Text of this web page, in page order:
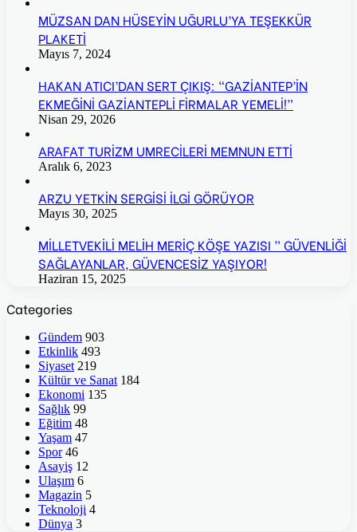
MÜZSAN DAN HÜSEYİN UĞURLU’YA TEŞEKKÜR
PLAKETİ
Mayıs 7, 2024
HAKAN ATICI’DAN SERT ÇIKIŞ: “GAZİANTEP’İN
EKMEĞİNİ GAZİANTEPLİ FİRMALAR YEMELİ!”
Nisan 29, 2026
ARAFAT TURİZM UMRECİLERİ MEMNUN ETTİ
Aralık 6, 2023
ARZU YETKİN SERGİSİ İLGİ GÖRÜYOR
Mayıs 30, 2025
MİLLETVEKİLİ MELİH MERİÇ KÖŞE YAZISI ” GÜVENLİĞİ
SAĞLAYANLAR, GÜVENCESİZ YAŞIYOR!
Haziran 15, 2025
Categories
Gündem 903
Etkinlik 493
Siyaset 219
Kültür ve Sanat 184
Ekonomi 135
Sağlık 99
Eğitim 48
Yaşam 47
Spor 46
Asayiş 12
Ulaşım 6
Magazin 5
Teknoloji 4
Dünya 3